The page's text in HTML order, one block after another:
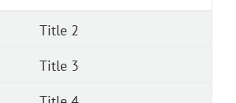
Title 2
Title 3